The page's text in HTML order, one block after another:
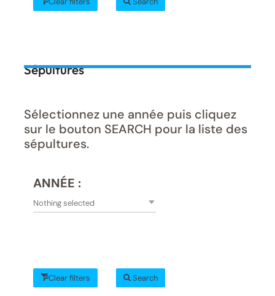
Sépultures
Sélectionnez une année puis cliquez
sur le bouton SEARCH pour la liste des
sépultures.
ANNÉE :
Nothing selected
Clear filters Search